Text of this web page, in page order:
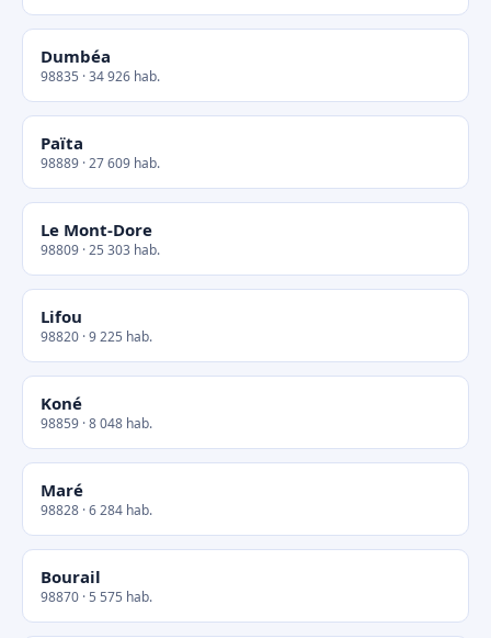
Dumbéa
98835 · 34 926 hab.
Païta
98889 · 27 609 hab.
Le Mont-Dore
98809 · 25 303 hab.
Lifou
98820 · 9 225 hab.
Koné
98859 · 8 048 hab.
Maré
98828 · 6 284 hab.
Bourail
98870 · 5 575 hab.